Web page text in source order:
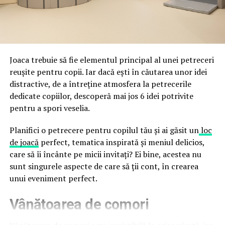
împreună, nu în tensiune una cu cealaltă, pe toată
durata de viață a amenajării, indiferent de câte sezoane
Directoratul Național de Securitate Cibernetică (DNSC)
financiare. Instituția recomandă verificarea atentă a
sursei mesajelor și raportarea incidentelor la numărul
unic 1911.
Campaniile identificate în ultimele săptămâni folosesc
false de streaming, coduri QR malițioase și mesaje care
promit bilete, rambursări, premii sau acces gratuit la
meciuri. FBI a emis în luna mai un avertisment privind
site-urile care clonează platforma oficială prin
modificări minore ale denumirii domeniului, precum
a colecta date personale și bancare.
Joaca trebuie să fie elementul principal al unei petreceri
reușite pentru copii. Iar dacă ești în căutarea unor idei
distractive, de a întreține atmosfera la petrecerile
dedicate copiilor, descoperă mai jos 6 idei potrivite
pentru a spori veselia.
Planifici o petrecere pentru copilul tău și ai găsit unloc
de joacăperfect, tematica inspirată și meniul delicios,
care să îi încânte pe micii invitați? Ei bine, acestea nu
sunt singurele aspecte de care să ții cont, în crearea
unui eveniment perfect.
Vânătoarea de comori